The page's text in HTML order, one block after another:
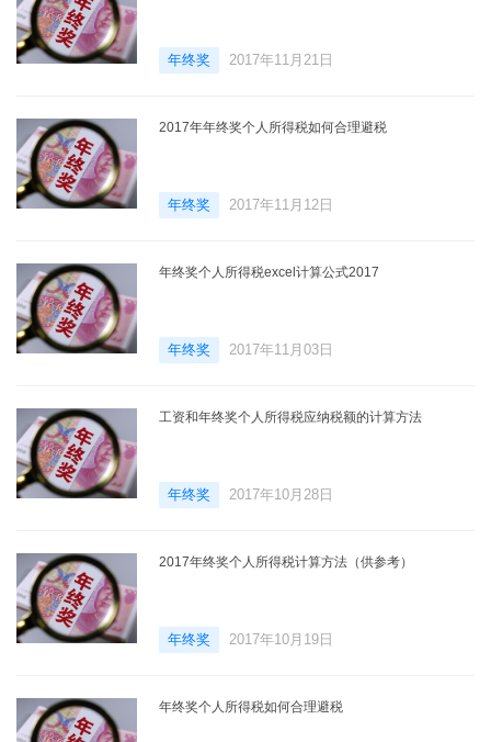
年终奖 2017年11月21日
2017年年终奖个人所得税如何合理避税
年终奖 2017年11月12日
年终奖个人所得税excel计算公式2017
年终奖 2017年11月03日
工资和年终奖个人所得税应纳税额的计算方法
年终奖 2017年10月28日
2017年终奖个人所得税计算方法（供参考）
年终奖 2017年10月19日
年终奖个人所得税如何合理避税